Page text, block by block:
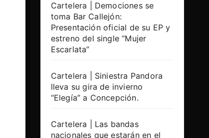
Cartelera | Demociones se
toma Bar Callejón:
Presentación oficial de su EP y
estreno del single “Mujer
Escarlata”
Cartelera | Siniestra Pandora
lleva su gira de invierno
“Elegía” a Concepción.
Cartelera | Las bandas
nacionales que estarán en el